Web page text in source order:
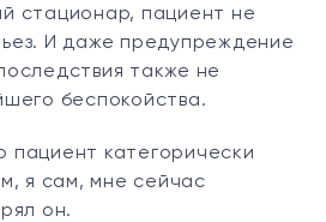
стационар, пациент не
И даже предупреждение
также не
беспокойства.
пациент категорически
я сам, мне сейчас
он.